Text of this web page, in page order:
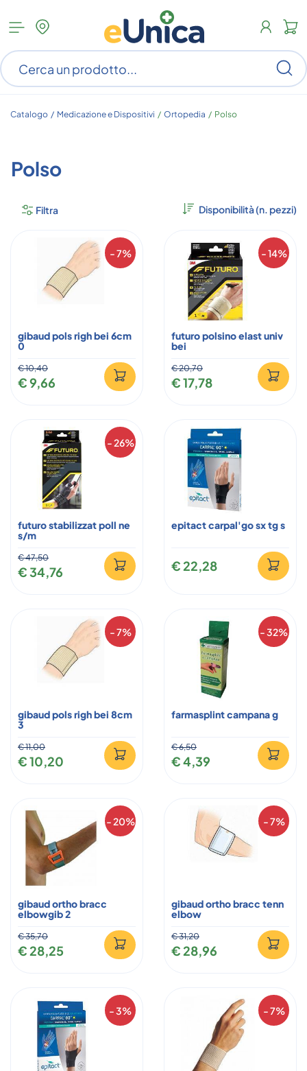
Apri
menu
categorie
Catalogo / Medicazione e Dispositivi / Ortopedia / Polso
Polso
Filtra
- 7%
gibaud pols righ bei 6cm
0
€ 10,40
€ 9,66
- 14%
futuro polsino elast univ
bei
€ 20,70
€ 17,78
- 26%
futuro stabilizzat poll ne
s/m
€ 47,50
€ 34,76
epitact carpal'go sx tg s
€ 22,28
- 7%
gibaud pols righ bei 8cm
3
€ 11,00
€ 10,20
- 32%
farmasplint campana g
€ 6,50
€ 4,39
- 20%
gibaud ortho bracc
elbowgib 2
€ 35,70
€ 28,25
- 7%
gibaud ortho bracc tenn
elbow
€ 31,20
€ 28,96
- 3% - 7%